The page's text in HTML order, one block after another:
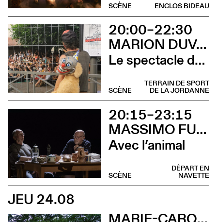
ENCLOS BIDEAU
SCÈNE
20:00–22:30
MARION DUVAL - CIE CHRIS CADILLAC
Le spectacle de merde
TERRAIN DE SPORT
DE LA JORDANNE
SCÈNE
20:15–23:15
MASSIMO FURLAN ET CLAIRE DE RIBAUPIERRE
Avec l’animal
DÉPART EN
NAVETTE
SCÈNE
JEU 24.08